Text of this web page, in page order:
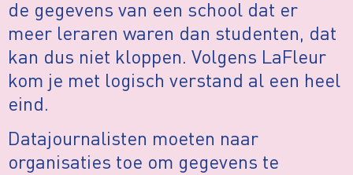
de gegevens van een school dat er
meer leraren waren dan studenten, dat
kan dus niet kloppen. Volgens LaFleur
kom je met logisch verstand al een heel
eind.
Datajournalisten moeten naar
organisaties toe om gegevens te